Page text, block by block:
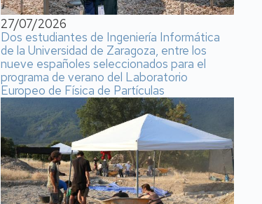
27/07/2026
Dos estudiantes de Ingeniería Informática
de la Universidad de Zaragoza, entre los
nueve españoles seleccionados para el
programa de verano del Laboratorio
Europeo de Física de Partículas